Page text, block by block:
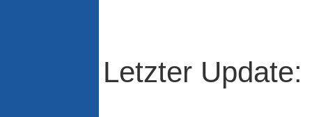
Letzter Update: